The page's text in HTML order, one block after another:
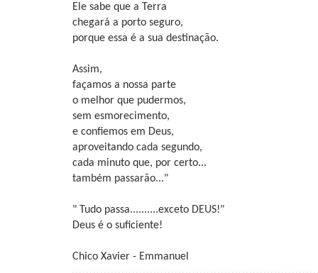
Ele sabe que a Terra
chegará a porto seguro,
porque essa é a sua destinação.
Assim,
façamos a nossa parte
o melhor que pudermos,
sem esmorecimento,
e confiemos em Deus,
aproveitando cada segundo,
cada minuto que, por certo...
também passarão..."
" Tudo passa..........exceto DEUS!"
Deus é o suficiente!
Chico Xavier - Emmanuel